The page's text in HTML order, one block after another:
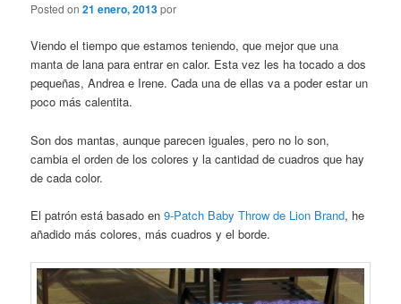
Posted on21 enero, 2013por
Viendo el tiempo que estamos teniendo, que mejor que una
manta de lana para entrar en calor. Esta vez les ha tocado a dos
pequeñas, Andrea e Irene. Cada una de ellas va a poder estar un
poco más calentita.
Son dos mantas, aunque parecen iguales, pero no lo son,
cambia el orden de los colores y la cantidad de cuadros que hay
de cada color.
El patrón está basado en9-Patch Baby Throw de Lion Brand, he
añadido más colores, más cuadros y el borde.